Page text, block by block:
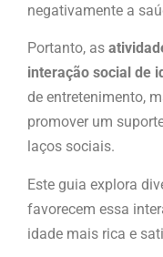
negativamente a
Portanto, as
interação social de
de entretenimento,
promover um
laços sociais.
Este guia explora
favorecem essa
idade mais rica e